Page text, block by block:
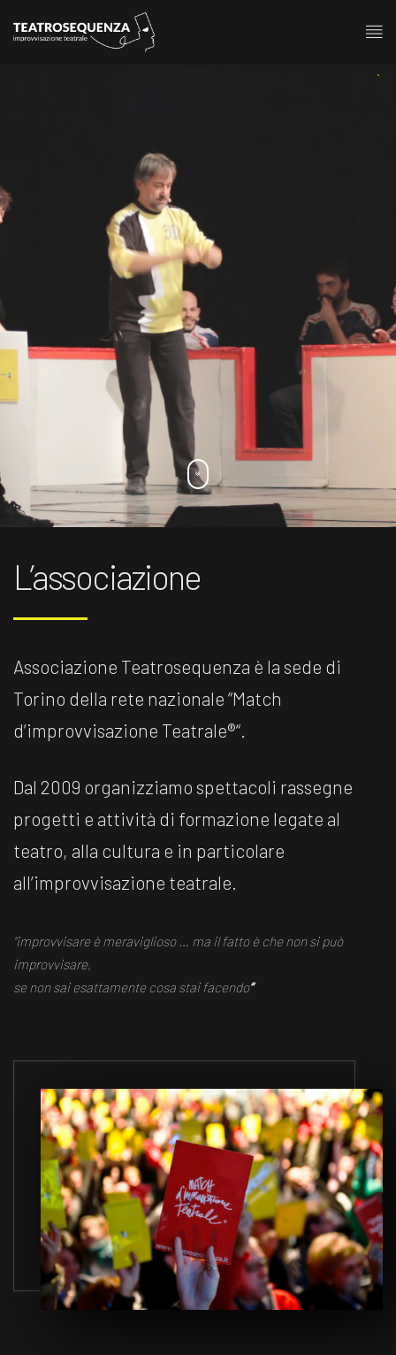
L’associazione
Associazione Teatrosequenza è la sede di
Torino della rete nazionale ”Match
d’improvvisazione Teatrale®️“.
Dal 2009 organizziamo spettacoli rassegne
progetti e attività di formazione legate al
teatro, alla cultura e in particolare
all’improvvisazione teatrale.
“improvvisare è meraviglioso … ma il fatto è che non si può
improvvisare,
se non sai esattamente cosa stai facendo“